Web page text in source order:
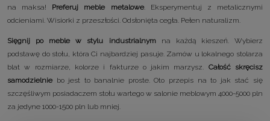
na maksa! Preferuj meble metalowe. Eksperymentuj z metalicznymi
odcieniami. Wisiorki z przeszłości. Odsłonięta cegła. Pełen naturalizm.
Sięgnij po meble w stylu industrialnymna każdą kieszeń. Wybierz
podstawę do stołu, która Ci najbardziej pasuje. Zamów u lokalnego stolarza
blat w rozmiarze, kolorze i fakturze o jakim marzysz. Całość skręcisz
samodzielniebo jest to banalnie proste. Oto przepis na to jak stać się
szczęśliwym posiadaczem stołu wartego w salonie meblowym 4000-5000 pln
za jedyne 1000-1500 pln lub mniej.